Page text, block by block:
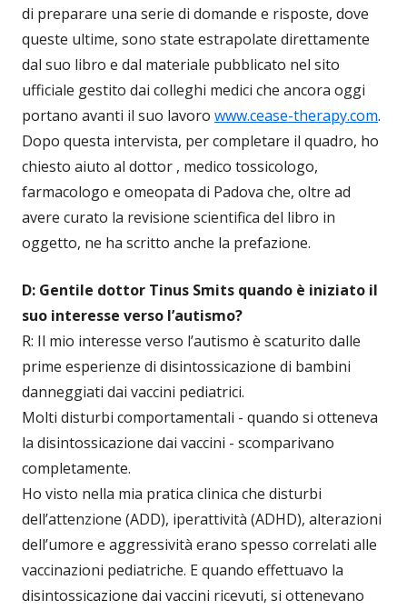
di preparare una serie di domande e risposte, dove
queste ultime, sono state estrapolate direttamente
dal suo libro e dal materiale pubblicato nel sito
ufficiale gestito dai colleghi medici che ancora oggi
portano avanti il suo lavoro www.cease-therapy.com.
Dopo questa intervista, per completare il quadro, ho
chiesto aiuto al dottor , medico tossicologo,
farmacologo e omeopata di Padova che, oltre ad
avere curato la revisione scientifica del libro in
oggetto, ne ha scritto anche la prefazione.
D: Gentile dottor Tinus Smits quando è iniziato il
suo interesse verso l’autismo?
R: Il mio interesse verso l’autismo è scaturito dalle
prime esperienze di disintossicazione di bambini
danneggiati dai vaccini pediatrici.
Molti disturbi comportamentali - quando si otteneva
la disintossicazione dai vaccini - scomparivano
completamente.
Ho visto nella mia pratica clinica che disturbi
dell’attenzione (ADD), iperattività (ADHD), alterazioni
dell’umore e aggressività erano spesso correlati alle
vaccinazioni pediatriche. E quando effettuavo la
disintossicazione dai vaccini ricevuti, si ottenevano